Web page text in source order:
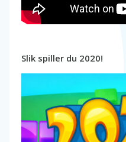
Slik spiller du 2020!